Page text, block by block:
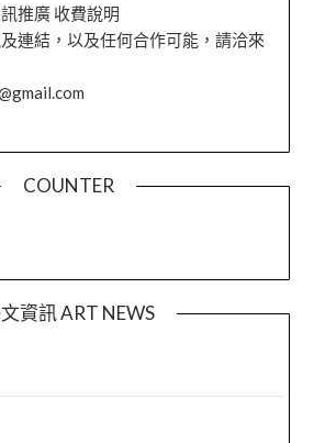
推廣 收費說明
連結，以及任何合作可能，請洽來
COUNTER
資訊 ART NEWS